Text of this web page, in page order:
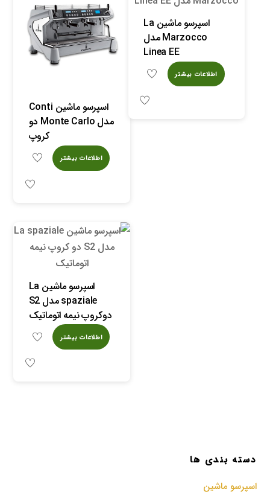
اسپرسو ماشین Conti
مدل Monte Carlo دو
کروپ
اطلاعات بیشتر
اسپرسو ماشین La
Marzocco مدل
Linea EE
اطلاعات بیشتر
اسپرسو ماشین La
spaziale مدل S2
دوکروپ نیمه اتوماتیک
اطلاعات بیشتر
دسته بندی ها
اسپرسو‌ ماشین